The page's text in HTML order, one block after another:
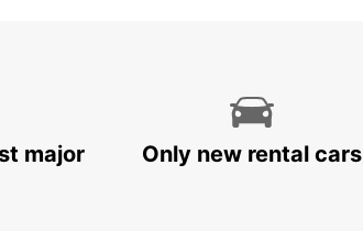
major
Only new rental cars